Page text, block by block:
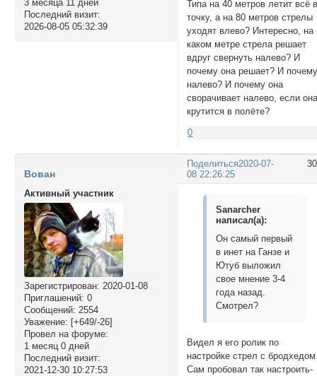
3 месяца 11 дней
Последний визит:
2026-08-05 05:32:39
Типа на 40 метров летит всё
точку, а на 80 метров стрелы
уходят влево? Интересно, на
каком метре стрела решает
вдруг свернуть налево? И
почему она решает? И
налево? И почему она
сворачивает налево, если
крутится в полёте?
0
Поделиться2020-07-
08 22:26:25
Вован
Активный участник
Зарегистрирован: 2020-01-08
Приглашений: 0
Сообщений: 2554
Уважение: [+649/-26]
Провел на форуме:
1 месяц 0 дней
Последний визит:
2021-12-30 10:27:53
Sanarcher
написал(а):
Он самый первый
в инет на Ганзе и
Ютуб выложил
свое мнение 3-4
года назад.
Смотрел?
Видел я его ролик по
настройке стрел с
Сам пробовал так настроить-